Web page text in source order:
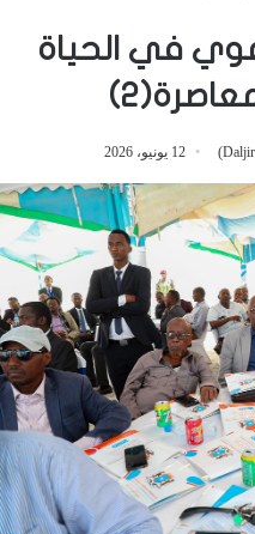
في الحياة
12 يونيو، 2026